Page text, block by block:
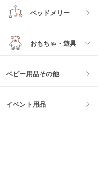
木製
マット製
ベッドメリー
おもちゃ・遊具
ベビー用品その他
イベント用品